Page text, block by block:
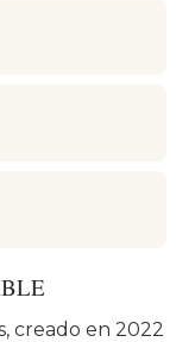
creado en 2022